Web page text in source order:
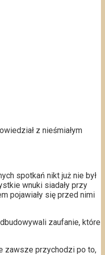
z nieśmiałym
spotkań nikt już nie był
wnuki siadały przy
pojawiały się przed nimi
zaufanie, które
zawsze przychodzi po to,